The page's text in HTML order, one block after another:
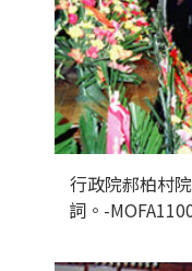
行政院郝柏村
詞。-